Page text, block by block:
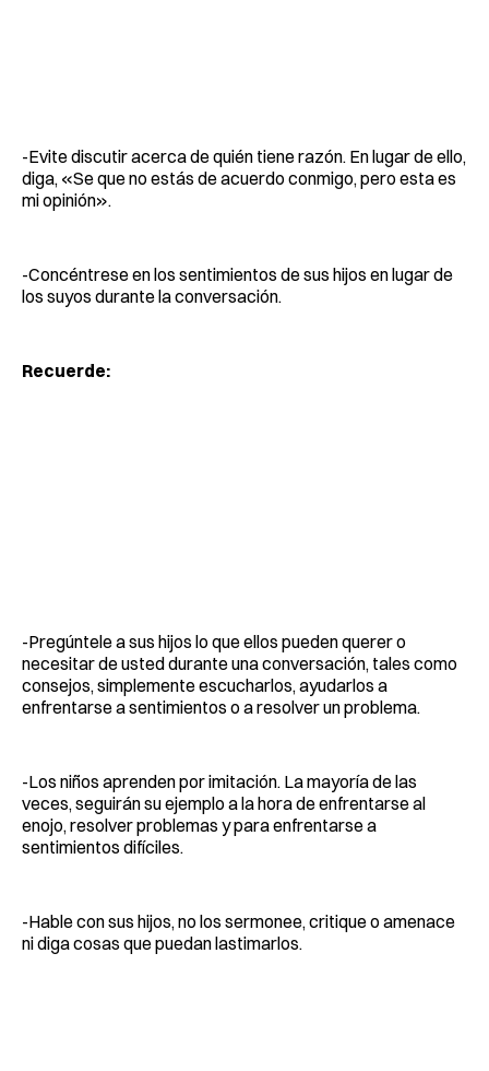
-Evite discutir acerca de quién tiene razón. En lugar de ello,
diga, «Se que no estás de acuerdo conmigo, pero esta es
mi opinión».
-Concéntrese en los sentimientos de sus hijos en lugar de
los suyos durante la conversación.
Recuerde:
-Pregúntele a sus hijos lo que ellos pueden querer o
necesitar de usted durante una conversación, tales como
consejos, simplemente escucharlos, ayudarlos a
enfrentarse a sentimientos o a resolver un problema.
-Los niños aprenden por imitación. La mayoría de las
veces, seguirán su ejemplo a la hora de enfrentarse al
enojo, resolver problemas y para enfrentarse a
sentimientos difíciles.
-Hable con sus hijos, no los sermonee, critique o amenace
ni diga cosas que puedan lastimarlos.